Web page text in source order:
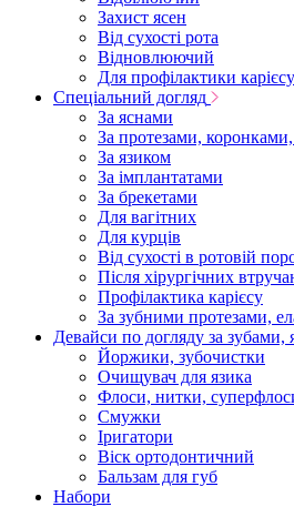
Захист ясен
Від сухості рота
Відновлюючий
Для профілактики карієсу
Спеціальний догляд
За яснами
За протезами, коронками,
За язиком
За імплантатами
За брекетами
Для вагітних
Для курців
Від сухості в ротовій
Після хірургічних
Профілактика карієсу
За зубними протезами,
Девайси по догляду за зубами,
Йоржики, зубочистки
Очищувач для язика
Флоси, нитки,
Смужки
Іригатори
Віск ортодонтичний
Бальзам для губ
Набори